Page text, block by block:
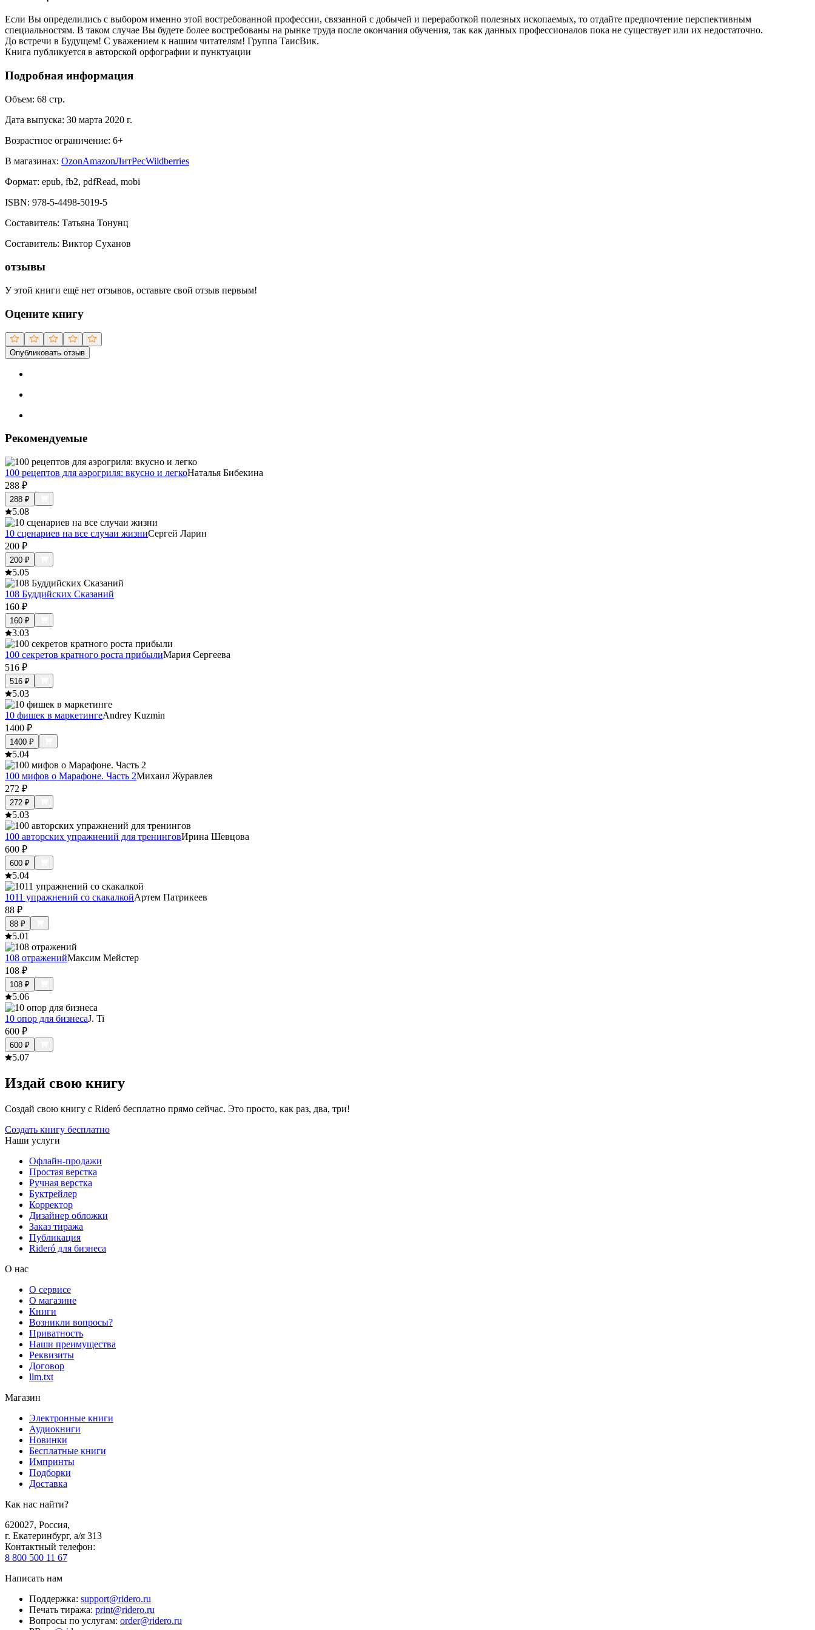
Если Вы определились с выбором именно этой востребованной профессии, связанной с добычей и переработкой полезных ископаемых, то отдайте предпочтение перспективным
специальностям. В таком случае Вы будете более востребованы на рынке труда после окончания обучения, так как данных профессионалов пока не существует или их недостаточно.
До встречи в Будущем! С уважением к нашим читателям! Группа ТаисВик.
Книга публикуется в авторской орфографии и пунктуации
Подробная информация
Объем: 68 стр.
Дата выпуска: 30 марта 2020 г.
Возрастное ограничение: 6+
В магазинах: OzonAmazonЛитРесWildberries
Формат: epub, fb2, pdfRead, mobi
ISBN: 978-5-4498-5019-5
Составитель: Татьяна Тонунц
Составитель: Виктор Суханов
отзывы
У этой книги ещё нет отзывов, оставьте свой отзыв первым!
Оцените книгу
Опубликовать отзыв
Рекомендуемые
100 рецептов для аэрогриля: вкусно и легкоНаталья Бибекина
288 ₽
288 ₽
5.08
10 сценариев на все случаи жизниСергей Ларин
200 ₽
200 ₽
5.05
108 Буддийских Сказаний
160 ₽
160 ₽
3.03
100 секретов кратного роста прибылиМария Сергеева
516 ₽
516 ₽
5.03
10 фишек в маркетингеAndrey Kuzmin
1400 ₽
1400 ₽
5.04
100 мифов о Марафоне. Часть 2Михаил Журавлев
272 ₽
272 ₽
5.03
100 авторских упражнений для тренинговИрина Шевцова
600 ₽
600 ₽
5.04
1011 упражнений со скакалкойАртем Патрикеев
88 ₽
88 ₽
5.01
108 отраженийМаксим Мейстер
108 ₽
108 ₽
5.06
10 опор для бизнесаJ. Ti
600 ₽
600 ₽
5.07
Издай свою книгу
Создай свою книгу с Rideró бесплатно прямо сейчас. Это просто, как раз, два, три!
Создать книгу бесплатно
Наши услуги
Офлайн-продажи
Простая верстка
Ручная верстка
Буктрейлер
Корректор
Дизайнер обложки
Заказ тиража
Публикация
Rideró для бизнеса
О нас
О сервисе
О магазине
Книги
Возникли вопросы?
Приватность
Наши преимущества
Реквизиты
Договор
llm.txt
Магазин
Электронные книги
Аудиокниги
Новинки
Бесплатные книги
Импринты
Подборки
Доставка
Как нас найти?
620027, Россия,
г. Екатеринбург, а/я 313
Контактный телефон:
8 800 500 11 67
Написать нам
Поддержка: support@ridero.ru
Печать тиража: print@ridero.ru
Вопросы по услугам: order@ridero.ru